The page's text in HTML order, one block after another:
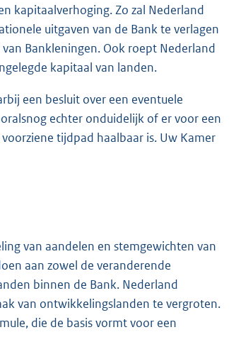
kapitaalverhoging. Zo zal Nederland
uitgaven van de Bank te verlagen
Bankleningen. Ook roept Nederland
kapitaal van landen.
een besluit over een eventuele
echter onduidelijk of er voor een
tijdpad haalbaar is. Uw Kamer
van aandelen en stemgewichten van
aan zowel de veranderende
binnen de Bank. Nederland
van ontwikkelingslanden te vergroten.
die de basis vormt voor een